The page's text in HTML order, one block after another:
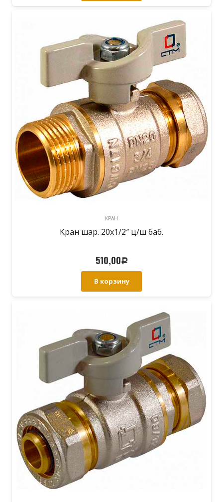
КРАН
Кран шар. 20х1/2″ ц/ш баб.
510,00Р
В корзину